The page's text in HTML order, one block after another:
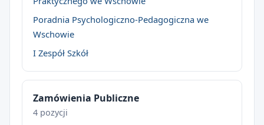
Poradnia Psychologiczno-Pedagogiczna we
Wschowie
I Zespół Szkół
Zamówienia Publiczne
4 pozycji